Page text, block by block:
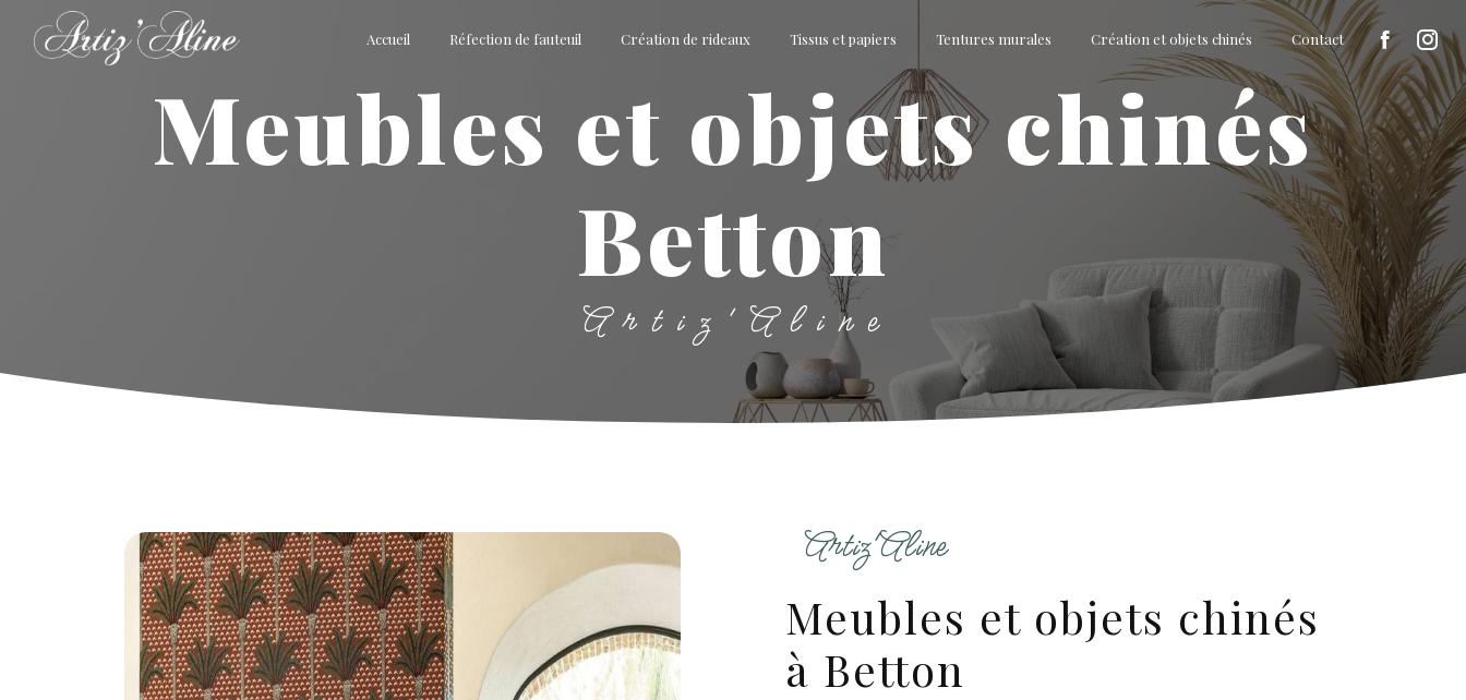
Accueil Réfection de fauteuil Création de rideaux Tissus et papiers Tentures murales Création et objets chinés Contact
meubles et objets chinés
Betton
Artiz'Aline
Artiz'Aline
meubles et objets chinés
à Betton
Panneau de gestion des cookies